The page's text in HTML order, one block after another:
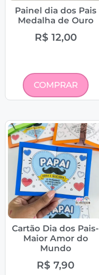
Painel dia dos Pais
Medalha de Ouro
R$ 12,00
COMPRAR
Cartão Dia dos Pais-
Maior Amor do
Mundo
R$ 7,90